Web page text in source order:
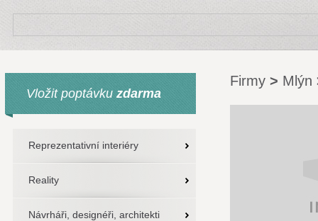
Vložit poptávku zdarma
Reprezentativní interiéry
Reality
Návrháři, designéři, architekti
Firmy > Mlýn